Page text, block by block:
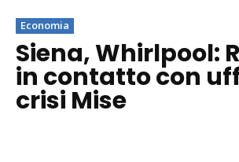
Economia
Siena, Whirlpool:
in contatto con
crisi Mise